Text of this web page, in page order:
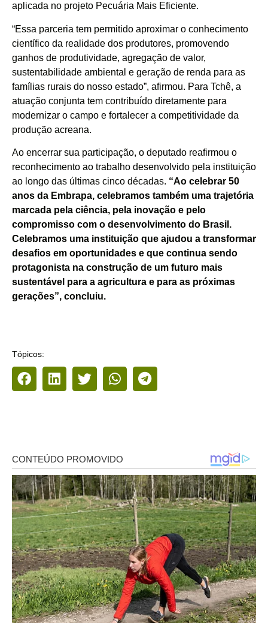
aplicada no projeto Pecuária Mais Eficiente.
“Essa parceria tem permitido aproximar o conhecimento
científico da realidade dos produtores, promovendo
ganhos de produtividade, agregação de valor,
sustentabilidade ambiental e geração de renda para as
famílias rurais do nosso estado”, afirmou. Para Tchê, a
atuação conjunta tem contribuído diretamente para
modernizar o campo e fortalecer a competitividade da
produção acreana.
Ao encerrar sua participação, o deputado reafirmou o
reconhecimento ao trabalho desenvolvido pela instituição
ao longo das últimas cinco décadas. “Ao celebrar 50
anos da Embrapa, celebramos também uma trajetória
marcada pela ciência, pela inovação e pelo
compromisso com o desenvolvimento do Brasil.
Celebramos uma instituição que ajudou a transformar
desafios em oportunidades e que continua sendo
protagonista na construção de um futuro mais
sustentável para a agricultura e para as próximas
gerações”, concluiu.
Tópicos: